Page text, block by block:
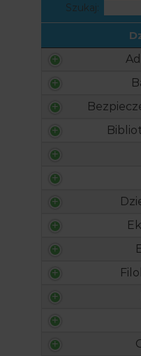
Szukaj: